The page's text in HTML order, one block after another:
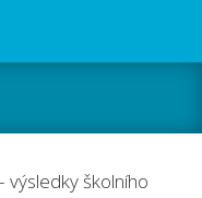
výsledky školního